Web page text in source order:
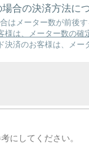
合の決済方法に
はメーター数が前後
は、メーター数の確
決済のお客様は、メー
にしてください。